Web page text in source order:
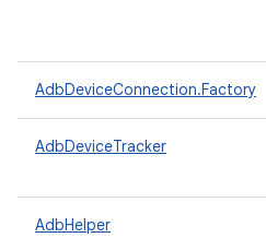
AdbDeviceConnection.Factory
AdbDeviceTracker
AdbHelper